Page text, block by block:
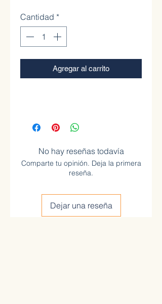
Cantidad *
Agregar al carrito
No hay reseñas todavía
Comparte tu opinión. Deja la primera
reseña.
Dejar una reseña